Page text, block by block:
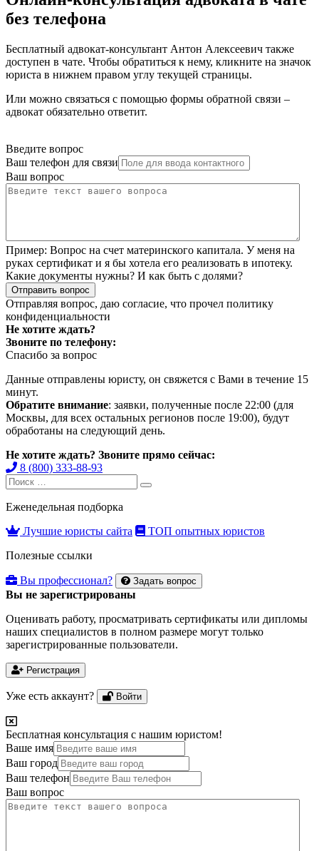
без телефона
Бесплатный адвокат-консультант Антон Алексеевич также
доступен в чате. Чтобы обратиться к нему, кликните на значок
юриста в нижнем правом углу текущей страницы.
Или можно связаться с помощью формы обратной связи –
адвокат обязательно ответит.
Введите вопрос
Ваш телефон для связи
Ваш вопрос
Пример: Вопрос на счет материнского капитала. У меня на
руках сертификат и я бы хотела его реализовать в ипотеку.
Какие документы нужны? И как быть с долями?
Отправить вопрос
Отправляя вопрос, даю согласие, что прочел политику
конфиденциальности
Не хотите ждать?
Звоните по телефону:
Спасибо за вопрос
Данные отправлены юристу, он свяжется с Вами в течение 15
минут.
Обратите внимание: заявки, полученные после 22:00 (для
Москвы, для всех остальных регионов после 19:00), будут
обработаны на следующий день.
Не хотите ждать? Звоните прямо сейчас:
8 (800) 333-88-93
Search
for:
Search
Еженедельная подборка
Лучшие юристы сайта
ТОП опытных юристов
Полезные ссылки
Вы профессионал? Задать вопрос
Вы не зарегистрированы
Оценивать работу, просматривать сертификаты или дипломы
наших специалистов в полном размере могут только
зарегистрированные пользователи.
Регистрация
Уже есть аккаунт? Войти
Бесплатная консультация с нашим юристом!
Ваше имя
Ваш город
Ваш телефон
Ваш вопрос